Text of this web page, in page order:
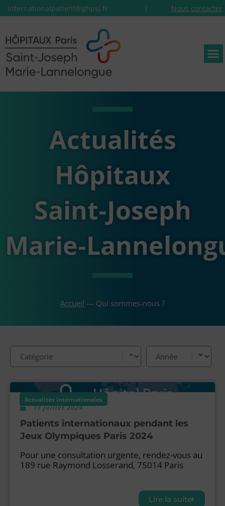
internationalpatient@ghpsj.fr Nous contacter
Actualités
Hôpitaux
Saint‑Joseph
Accueil — Qui sommes-nous ?
Actualités internationales
17 juillet 2024
Patients internationaux pendant les
Jeux Olympiques Paris 2024
Pour une consultation urgente, rendez-vous au
189 rue Raymond Losserand, 75014 Paris
Lire la suite